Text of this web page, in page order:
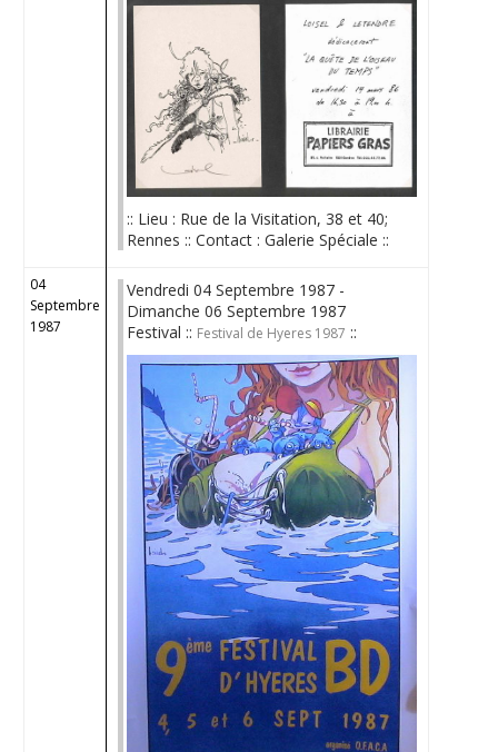
:: Lieu : Rue de la Visitation, 38 et 40;
Rennes :: Contact : Galerie Spéciale ::
04
Septembre
1987
Vendredi 04 Septembre 1987 -
Dimanche 06 Septembre 1987
Festival :: Festival de Hyeres 1987 ::